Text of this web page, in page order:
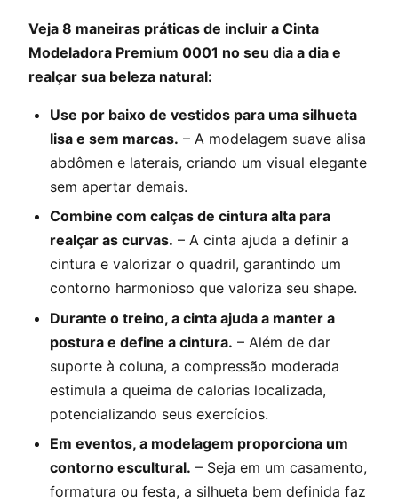
Veja 8 maneiras práticas de incluir a Cinta
Modeladora Premium 0001 no seu dia a dia e
realçar sua beleza natural:
Use por baixo de vestidos para uma silhueta
lisa e sem marcas. – A modelagem suave alisa
abdômen e laterais, criando um visual elegante
sem apertar demais.
Combine com calças de cintura alta para
realçar as curvas. – A cinta ajuda a definir a
cintura e valorizar o quadril, garantindo um
contorno harmonioso que valoriza seu shape.
Durante o treino, a cinta ajuda a manter a
postura e define a cintura. – Além de dar
suporte à coluna, a compressão moderada
estimula a queima de calorias localizada,
potencializando seus exercícios.
Em eventos, a modelagem proporciona um
contorno escultural. – Seja em um casamento,
formatura ou festa, a silhueta bem definida faz